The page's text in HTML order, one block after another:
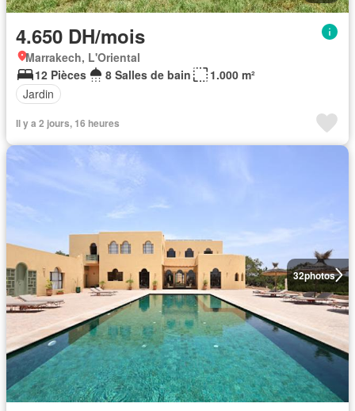
4.650 DH/mois
Marrakech, L'Oriental
12 Pièces
8 Salles de bain
1.000 m²
Jardin
Il y a 2 jours, 16 heures
32photos